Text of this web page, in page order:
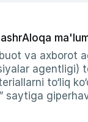
Aloqa
va axborot
agentligi)
to‘liq